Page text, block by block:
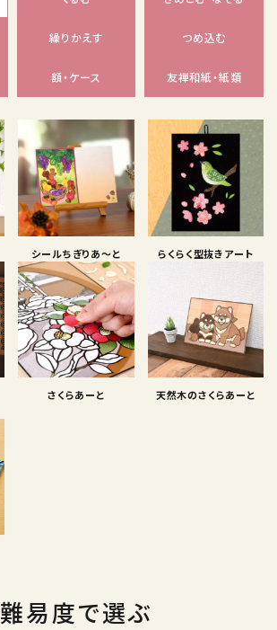
繰りかえす つめ込む
額・ケース 友禅和紙・紙類
シールちぎりあ〜と らくらく型抜きアート
さくらあーと 天然木のさくらあーと
難易度で選ぶ